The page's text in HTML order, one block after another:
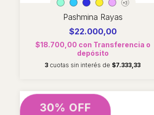
+3
Pashmina Rayas
$22.000,00
$18.700,00 con Transferencia o
depósito
3 cuotas sin interés de $7.333,33
30% OFF